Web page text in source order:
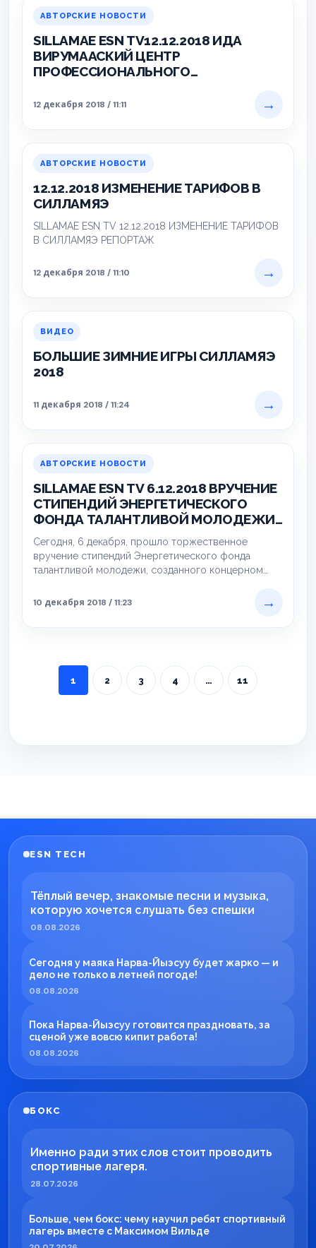
АВТОРСКИЕ НОВОСТИ
SILLAMAE ESN TV12.12.2018 ИДА
ВИРУМААСКИЙ ЦЕНТР
ПРОФЕССИОНАЛЬНОГО
РЕПОРТАЖ
12 декабря 2018 / 11:11 →
АВТОРСКИЕ НОВОСТИ
12.12.2018 ИЗМЕНЕНИЕ ТАРИФОВ В
СИЛЛАМЯЭ
SILLAMAE ESN TV 12.12.2018 ИЗМЕНЕНИЕ ТАРИФОВ
В СИЛЛАМЯЭ РЕПОРТАЖ
12 декабря 2018 / 11:10 →
ВИДЕО
БОЛЬШИЕ ЗИМНИЕ ИГРЫ СИЛЛАМЯЭ
2018
11 декабря 2018 / 11:24 →
АВТОРСКИЕ НОВОСТИ
SILLAMAE ESN TV 6.12.2018 ВРУЧЕНИЕ
СТИПЕНДИЙ ЭНЕРГЕТИЧЕСКОГО
ФОНДА ТАЛАНТЛИВОЙ МОЛОДЕЖИ
РЕПОРТАЖ
Сегодня, 6 декабря, прошло торжественное
вручение стипендий Энергетического фонда
талантливой молодежи, созданного концерном
Вирумаа. Стипендии…
10 декабря 2018 / 11:23 →
1 2 3 4 … 11
ESN TECH
Тёплый вечер, знакомые песни и музыка,
которую хочется слушать без спешки
08.08.2026
Сегодня у маяка Нарва-Йыэсуу будет жарко — и
дело не только в летней погоде!
08.08.2026
Пока Нарва-Йыэсуу готовится праздновать, за
сценой уже вовсю кипит работа!
08.08.2026
БОКС
Именно ради этих слов стоит проводить
спортивные лагеря.
28.07.2026
Больше, чем бокс: чему научил ребят спортивный
лагерь вместе с Максимом Вильде